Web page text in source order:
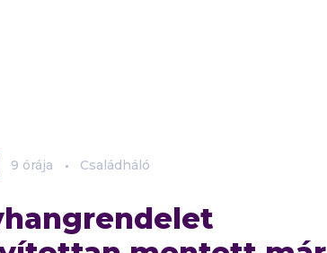
9 órája Családháló